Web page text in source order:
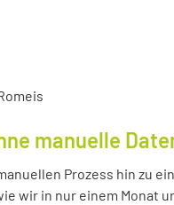
manuelle
Prozess hin zu
wir in nur einem